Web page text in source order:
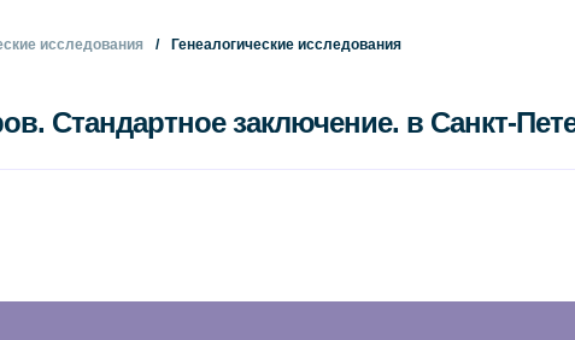
исследования Генеалогические исследования
заключение. в Санкт-